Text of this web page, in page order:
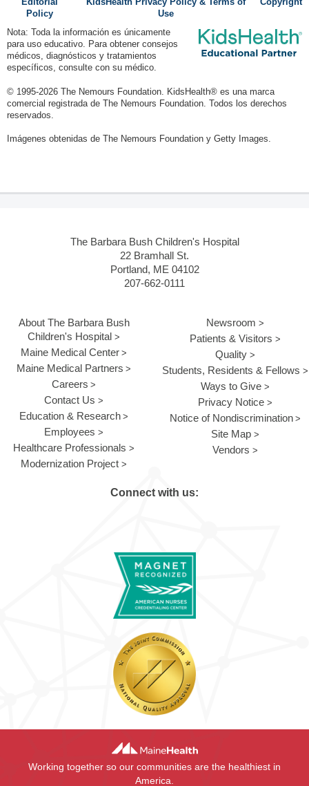
Editorial
Policy
KidsHealth Privacy Policy & Terms of
Use
Copyright
Nota: Toda la información es únicamente
para uso educativo. Para obtener consejos
médicos, diagnósticos y tratamientos
específicos, consulte con su médico.
© 1995-2026 The Nemours Foundation. KidsHealth® es una marca
comercial registrada de The Nemours Foundation. Todos los derechos
reservados.
Imágenes obtenidas de The Nemours Foundation y Getty Images.
The Barbara Bush Children's Hospital
22 Bramhall St.
Portland, ME 04102
207-662-0111
About The Barbara Bush
Children's Hospital
Maine Medical Center
Maine Medical Partners
Careers
Contact Us
Education & Research
Employees
Healthcare Professionals
Modernization Project
Newsroom
Patients & Visitors
Quality
Students, Residents & Fellows
Ways to Give
Privacy Notice
Notice of Nondiscrimination
Site Map
Vendors
Connect with us:
Working together so our communities are the healthiest in
America.